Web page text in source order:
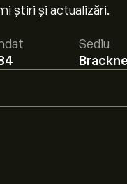
știri și actualizări.
Sediu